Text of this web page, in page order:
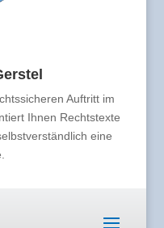
Auftritt im
Ihnen Rechtstexte
eine